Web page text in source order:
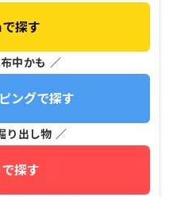
探す
中かも ／
ングで探す
り出し物 ／
探す